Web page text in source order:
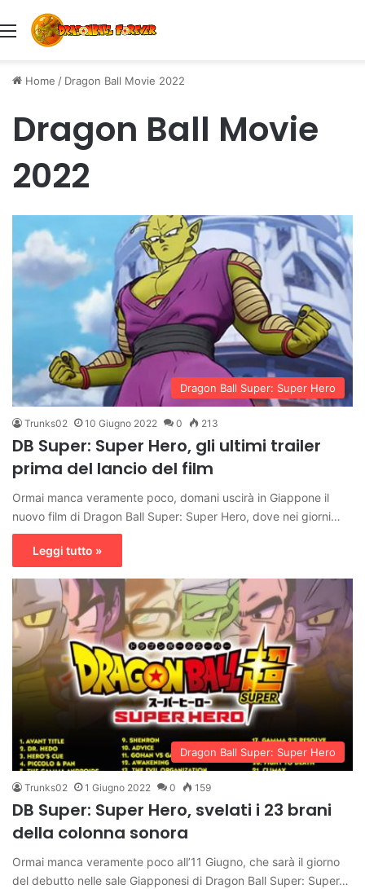
Menu
Home / Dragon Ball Movie 2022
Dragon Ball Movie
2022
Dragon Ball Super: Super Hero
Trunks02 10 Giugno 2022 0 213
DB Super: Super Hero, gli ultimi trailer
prima del lancio del film
Ormai manca veramente poco, domani uscirà in Giappone il
nuovo film di Dragon Ball Super: Super Hero, dove nei giorni…
Leggi tutto »
Dragon Ball Super: Super Hero
Trunks02 1 Giugno 2022 0 159
DB Super: Super Hero, svelati i 23 brani
della colonna sonora
Ormai manca veramente poco all’11 Giugno, che sarà il giorno
del debutto nelle sale Giapponesi di Dragon Ball Super: Super…